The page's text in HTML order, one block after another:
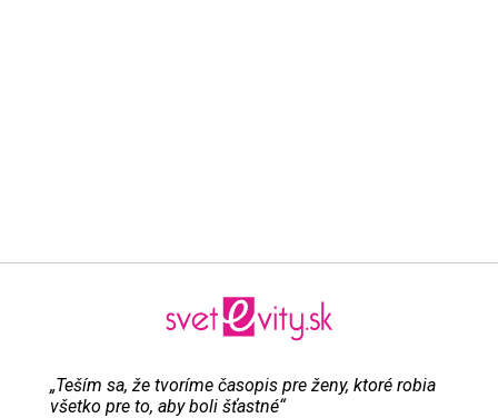
„Teším sa, že tvoríme časopis pre ženy, ktoré robia
všetko pre to, aby boli šťastné“